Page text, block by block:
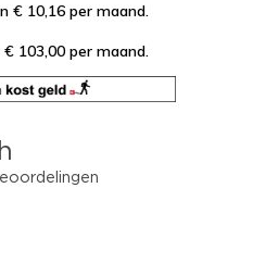
€ 10,16 per maand.
103,00 per maand.